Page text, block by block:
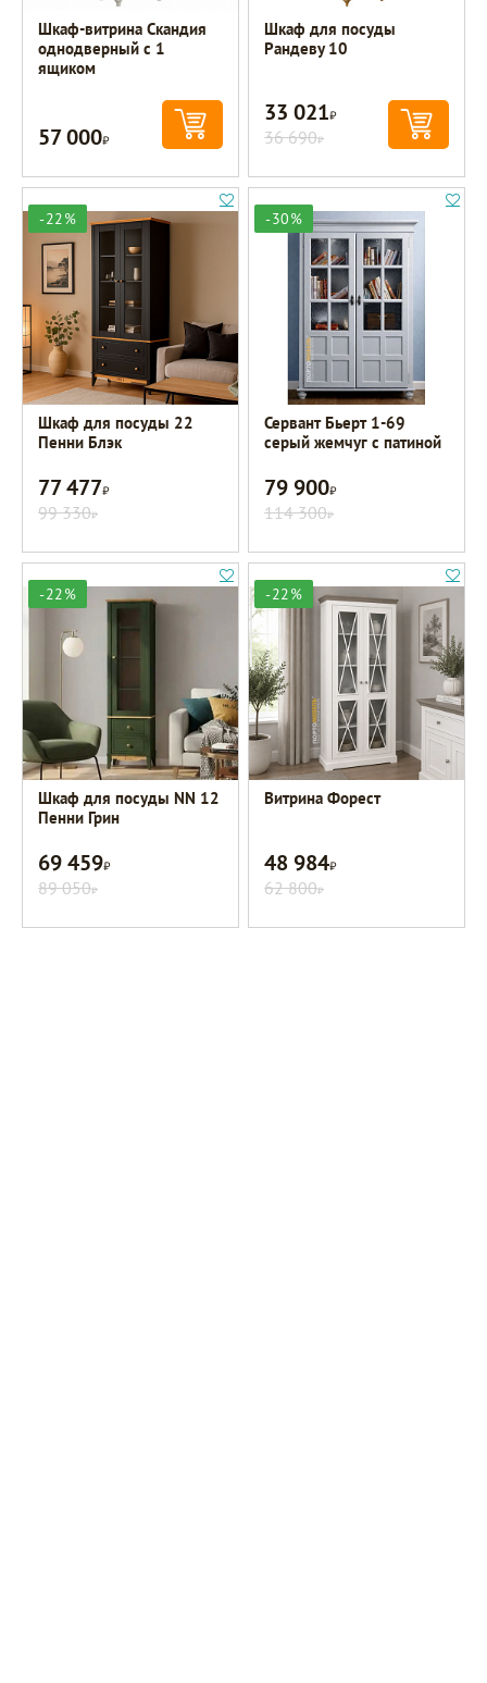
Шкаф-витрина Скандия
однодверный с 1
ящиком
57 000Р
Шкаф для посуды
Рандеву 10
33 021Р
36 690Р
-22%
Шкаф для посуды 22
Пенни Блэк
77 477Р
99 330Р
-30%
Сервант Бьерт 1-69
серый жемчуг с патиной
79 900Р
114 300Р
-22%
Шкаф для посуды NN 12
Пенни Грин
69 459Р
89 050Р
-22%
Витрина Форест
48 984Р
62 800Р